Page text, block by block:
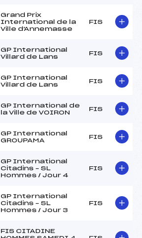
Grand Prix
International de la
Ville d'Annemasse
FIS
GP International
Villard de Lans
FIS
GP International
Villard de Lans
FIS
GP International de
la Ville de VOIRON
FIS
GP International
GROUPAMA
FIS
GP International
Citadins – SL
Hommes / Jour 4
FIS
GP International
Citadins – SL
Hommes / Jour 3
FIS
FIS CITADINE